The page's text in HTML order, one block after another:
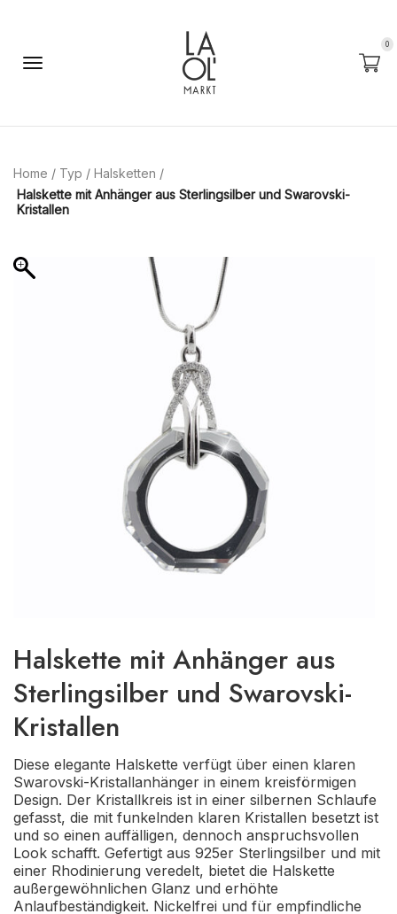
0
Home / Typ / Halsketten /
Halskette mit Anhänger aus Sterlingsilber und Swarovski-
Kristallen
Halskette mit Anhänger aus
Sterlingsilber und Swarovski-
Kristallen
Diese elegante Halskette verfügt über einen klaren
Swarovski-Kristallanhänger in einem kreisförmigen
Design. Der Kristallkreis ist in einer silbernen Schlaufe
gefasst, die mit funkelnden klaren Kristallen besetzt ist
und so einen auffälligen, dennoch anspruchsvollen
Look schafft. Gefertigt aus 925er Sterlingsilber und mit
einer Rhodinierung veredelt, bietet die Halskette
außergewöhnlichen Glanz und erhöhte
Anlaufbeständigkeit. Nickelfrei und für empfindliche